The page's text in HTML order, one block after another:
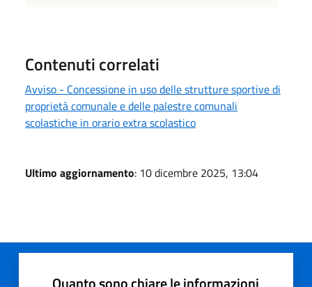
Contenuti correlati
Avviso - Concessione in uso delle strutture sportive di
proprietà comunale e delle palestre comunali
scolastiche in orario extra scolastico
Ultimo aggiornamento: 10 dicembre 2025, 13:04